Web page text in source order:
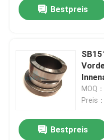
Bestpreis
MOQ
Preis
Bestpreis